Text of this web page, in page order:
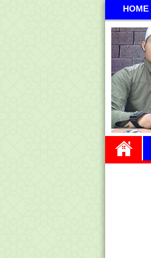
HOME